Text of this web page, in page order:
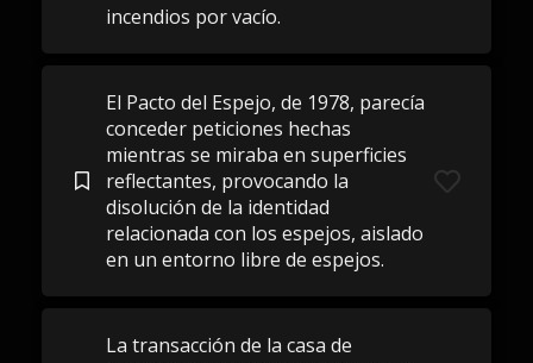
incendios por vacío.
El Pacto del Espejo, de 1978, parecía
conceder peticiones hechas
mientras se miraba en superficies
reflectantes, provocando la
disolución de la identidad
relacionada con los espejos, aislado
en un entorno libre de espejos.
La transacción de la casa de